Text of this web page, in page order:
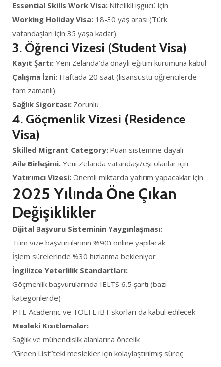
Essential Skills Work Visa: Nitelikli işgücü için
Working Holiday Visa: 18-30 yaş arası (Türk
vatandaşları için 35 yaşa kadar)
3. Öğrenci Vizesi (Student Visa)
Kayıt Şartı: Yeni Zelanda’da onaylı eğitim kurumuna kabul
Çalışma İzni: Haftada 20 saat (lisansüstü öğrencilerde
tam zamanlı)
Sağlık Sigortası: Zorunlu
4. Göçmenlik Vizesi (Residence
Visa)
Skilled Migrant Category: Puan sistemine dayalı
Aile Birleşimi: Yeni Zelanda vatandaşı/eşi olanlar için
Yatırımcı Vizesi: Önemli miktarda yatırım yapacaklar için
2025 Yılında Öne Çıkan
Değişiklikler
Dijital Başvuru Sisteminin Yaygınlaşması:
Tüm vize başvurularının %90’ı online yapılacak
İşlem sürelerinde %30 hızlanma bekleniyor
İngilizce Yeterlilik Standartları:
Göçmenlik başvurularında IELTS 6.5 şartı (bazı
kategorilerde)
PTE Academic ve TOEFL iBT skorları da kabul edilecek
Mesleki Kısıtlamalar:
Sağlık ve mühendislik alanlarına öncelik
“Green List”teki meslekler için kolaylaştırılmış süreç